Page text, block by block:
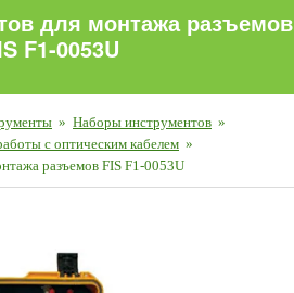
для монтажа разъемов
F1-0053U
» Наборы инструментов »
с оптическим кабелем »
разъемов FIS F1-0053U